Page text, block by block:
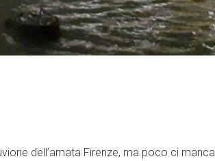
dell’amata Firenze, ma poco ci manca.